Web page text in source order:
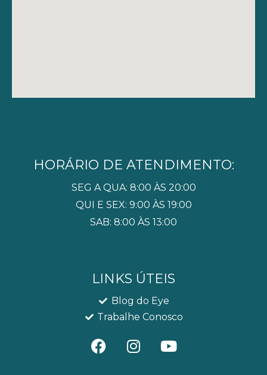
HORÁRIO DE ATENDIMENTO:
SEG A QUA: 8:00 ÀS 20:00
QUI E SEX: 9:00 ÀS 19:00
SAB: 8:00 ÀS 13:00
LINKS ÚTEIS
Blog do Eye
Trabalhe Conosco
F
a
I
n
Y
o